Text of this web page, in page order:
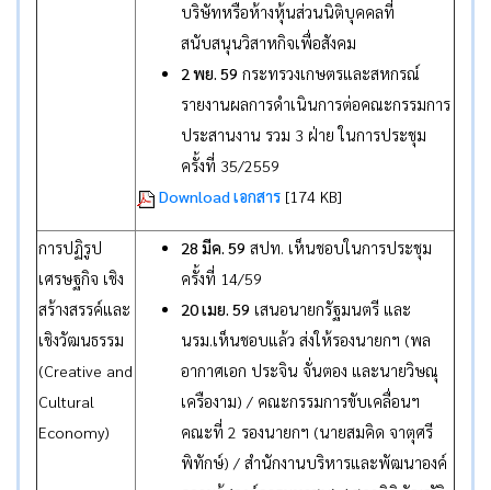
บริษัทหรือห้างหุ้นส่วนนิติบุคคลที่
สนับสนุนวิสาหกิจเพื่อสังคม
2 พย. 59 กระทรวงเกษตรและสหกรณ์
รายงานผลการดำเนินการต่อคณะกรรมการ
ประสานงาน รวม 3 ฝ่าย ในการประชุม
ครั้งที่ 35/2559
Download เอกสาร [174 KB]
การปฏิรูป
เศรษฐกิจ เชิง
สร้างสรรค์และ
เชิงวัฒนธรรม
(Creative and
Cultural
Economy)
28 มีค. 59 สปท. เห็นชอบในการประชุม
ครั้งที่ 14/59
20 เมย. 59 เสนอนายกรัฐมนตรี และ
นรม.เห็นชอบแล้ว ส่งให้รองนายกฯ (พล
อากาศเอก ประจิน จั่นตอง และนายวิษณุ
เครืองาม) / คณะกรรมการขับเคลื่อนฯ
คณะที่ 2 รองนายกฯ (นายสมคิด จาตุศรี
พิทักษ์) / สำนักงานบริหารและพัฒนาองค์